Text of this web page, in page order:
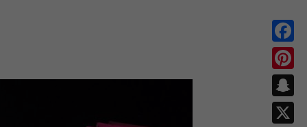
Pinterest
Snapchat